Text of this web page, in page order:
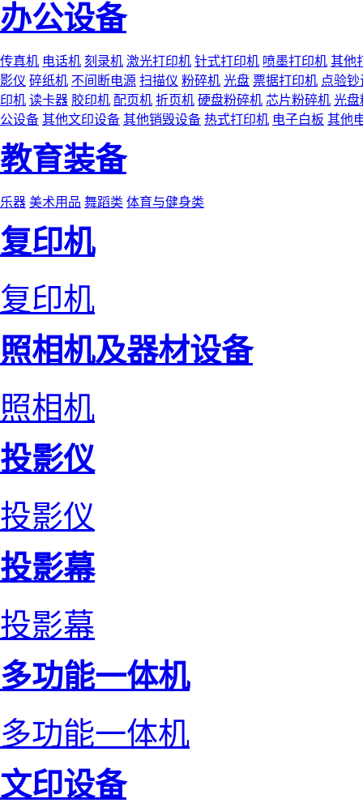
办公设备
传真机 电话机 刻录机 激光打印机 针式打印机 喷墨打印机 其他
影仪 碎纸机 不间断电源 扫描仪 粉碎机 光盘 票据打印机 点验钞
印机 读卡器 胶印机 配页机 折页机 硬盘粉碎机 芯片粉碎机 光盘
公设备 其他文印设备 其他销毁设备 热式打印机 电子白板 其他
教育装备
乐器 美术用品 舞蹈类 体育与健身类
复印机
复印机
照相机及器材设备
照相机
投影仪
投影仪
投影幕
投影幕
多功能一体机
多功能一体机
文印设备